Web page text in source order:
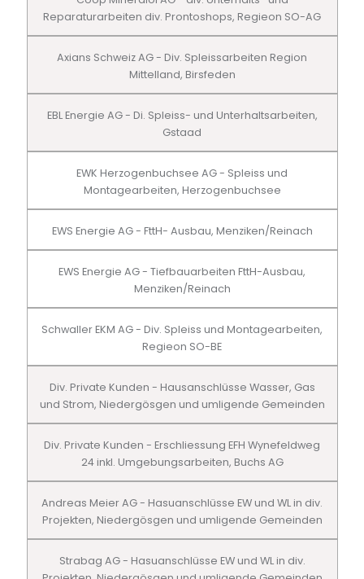
Reparaturarbeiten div. Prontoshops, Regieon SO-AG
Axians Schweiz AG - Div. Spleissarbeiten Region
Mittelland, Birsfeden
EBL Energie AG - Di. Spleiss- und Unterhaltsarbeiten,
Gstaad
EWK Herzogenbuchsee AG - Spleiss und
Montagearbeiten, Herzogenbuchsee
EWS Energie AG - FttH- Ausbau, Menziken/Reinach
EWS Energie AG - Tiefbauarbeiten FttH-Ausbau,
Menziken/Reinach
Schwaller EKM AG - Div. Spleiss und Montagearbeiten,
Regieon SO-BE
Div. Private Kunden - Hausanschlüsse Wasser, Gas
und Strom, Niedergösgen und umligende Gemeinden
Div. Private Kunden - Erschliessung EFH Wynefeldweg
24 inkl. Umgebungsarbeiten, Buchs AG
Andreas Meier AG - Hasuanschlüsse EW und WL in div.
Projekten, Niedergösgen und umligende Gemeinden
Strabag AG - Hasuanschlüsse EW und WL in div.